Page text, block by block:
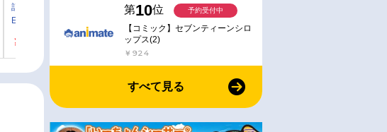
記 風塵乱舞
ED「blaze」/Kalafina 通常盤
￥1,324
記 風塵乱舞
ED「blaze」/Kalafina 初回生
産限定盤A
￥1,527
第10位
【コミック】セブンティーンシロ
ップス(2)
￥924
予約受付中
すべて見る